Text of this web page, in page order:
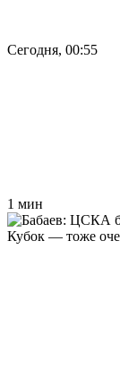
Сегодня, 00:55
1 мин